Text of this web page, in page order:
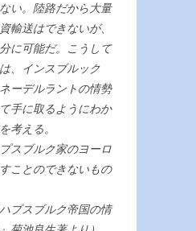
い。陸路だから大量
輸送はできないが、
に可能だ。こうして
、インスブルック
ーデルラントの情勢
手に取るようにわか
考える。
スブルク家のヨーロ
ことのできないもの
プスブルク帝国の情